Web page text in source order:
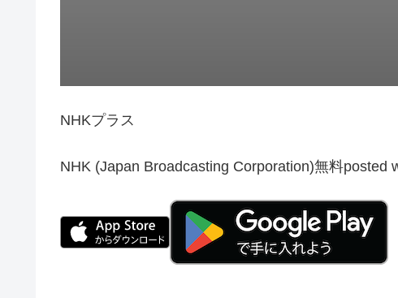
NHKプラス
NHK (Japan Broadcasting Corporation)無料posted